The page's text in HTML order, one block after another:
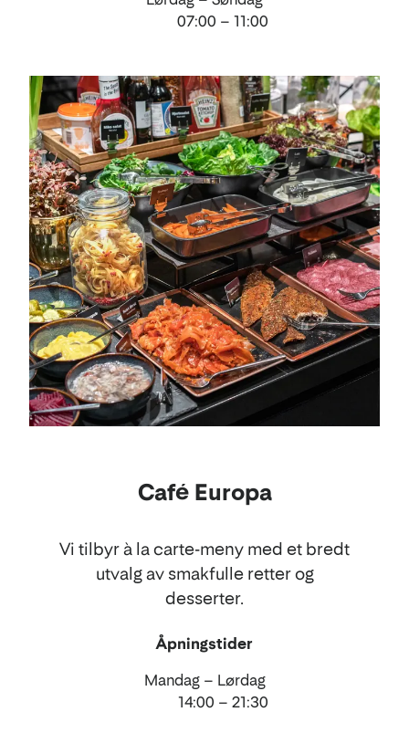
07:00 – 11:00
Café Europa
Vi tilbyr à la carte-meny med et bredt
utvalg av smakfulle retter og
desserter.
Åpningstider
Mandag – Lørdag
14:00 – 21:30